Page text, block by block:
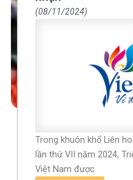
08/11/2024
Trong khuôn khổ Liên
lần thứ VII năm 2024,
Việt Nam được